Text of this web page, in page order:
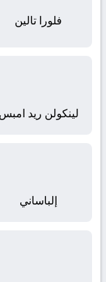
فلورا تالين
لينكولن ريد امبس
إلباساني